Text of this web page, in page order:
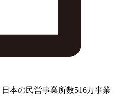
本の民営事業所数516万事業